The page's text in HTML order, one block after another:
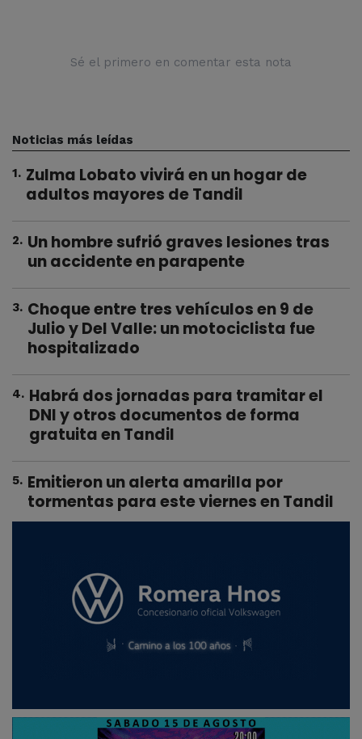
Sé el primero en comentar esta nota
Noticias más leídas
1. Zulma Lobato vivirá en un hogar de
adultos mayores de Tandil
2. Un hombre sufrió graves lesiones tras
un accidente en parapente
3. Choque entre tres vehículos en 9 de
Julio y Del Valle: un motociclista fue
hospitalizado
4. Habrá dos jornadas para tramitar el
DNI y otros documentos de forma
gratuita en Tandil
5. Emitieron un alerta amarilla por
tormentas para este viernes en Tandil